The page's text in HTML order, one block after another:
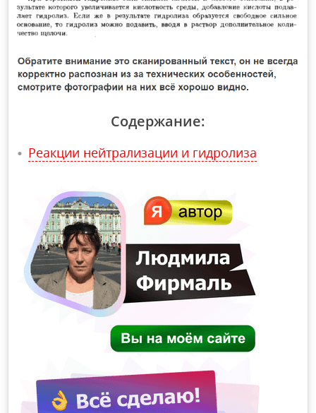
Содержание:
Реакции нейтрализации и гидролиза